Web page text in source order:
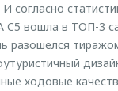
C5 вошла в ТОП-3
разошелся
ходовые